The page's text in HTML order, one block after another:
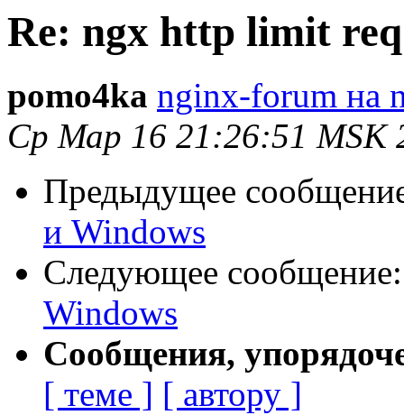
Re: ngx http limit
pomo4ka nginx-forum на
Ср Мар 16 21:26:51 MSK
Предыдущее
и Windows
Следующее
Windows
Сообщения,
[ теме ] [ автору ]